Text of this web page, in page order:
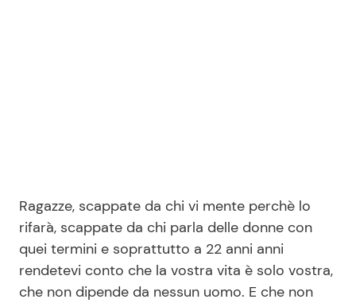
Ragazze, scappate da chi vi mente perchè lo
rifarà, scappate da chi parla delle donne con
quei termini e soprattutto a 22 anni anni
rendetevi conto che la vostra vita è solo vostra,
che non dipende da nessun uomo. E che non